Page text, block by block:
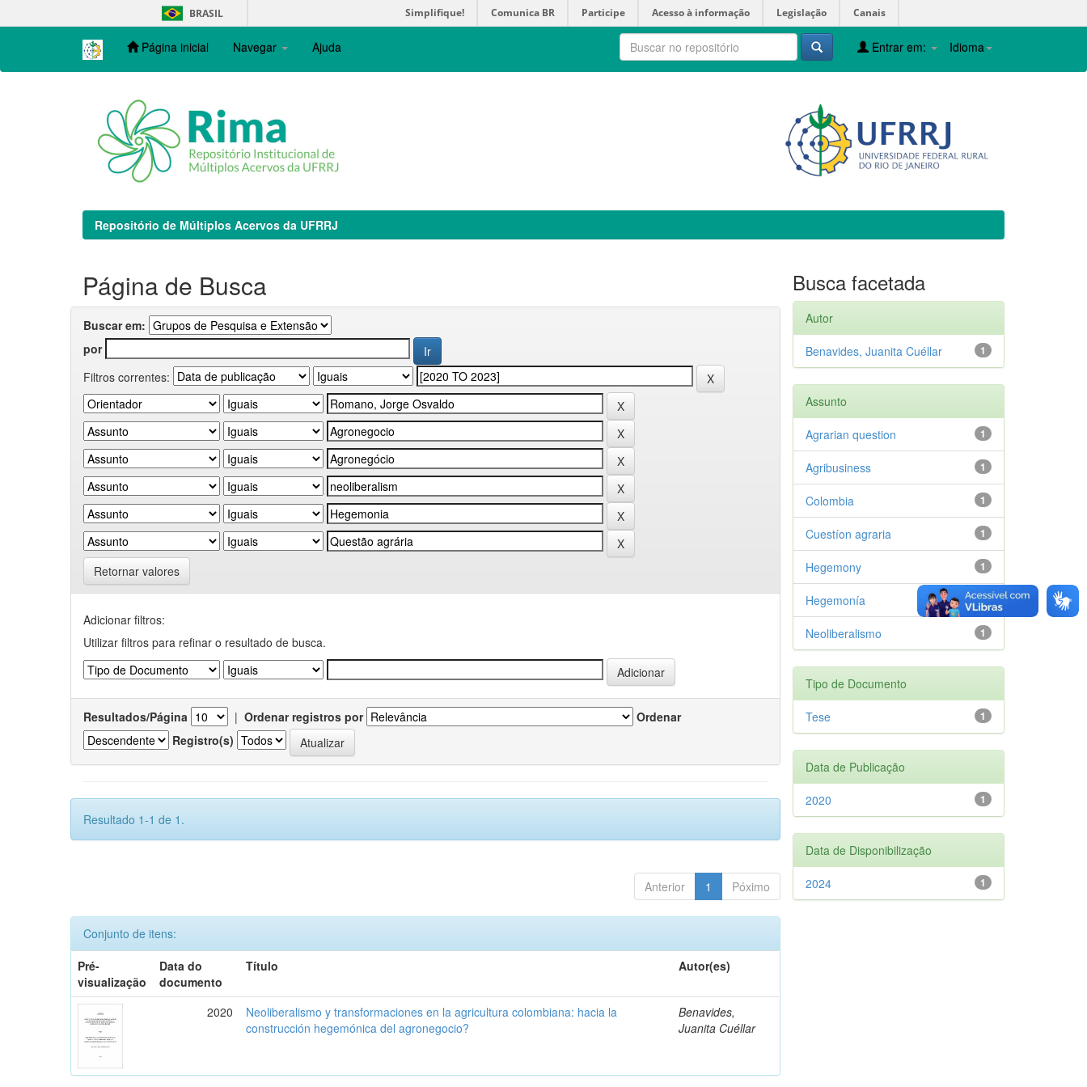
navigation
BRASIL Simplifique! Comunica BR Participe Acesso à informação Legislação Canais
Página inicial Navegar Ajuda Idioma
Entrar em:
Repositório de Múltiplos Acervos da UFRRJ
Página de Busca
Buscar em:
por
Filtros correntes:
Retornar valores
Adicionar filtros:
Utilizar filtros para refinar o resultado de busca.
Resultados/Página | Ordenar registros por
Ordenar
Registro(s)
Resultado 1-1 de 1.
Anterior 1 Póximo
Conjunto de itens:
Pré-
visualização
Data do
documento
Título Autor(es)
2020
Neoliberalismo y transformaciones en la agricultura colombiana: hacia la
construcción hegemónica del agronegocio?
Benavides,
Juanita Cuéllar
Busca facetada
Autor
1
Benavides, Juanita Cuéllar
Assunto
1
Agrarian question
1
Agribusiness
1
Colombia
1
Cuestíon agraria
1
Hegemony
1
Hegemonía
1
Neoliberalismo
Tipo de Documento
1
Tese
Data de Publicação
1
2020
Data de Disponibilização
1
2024